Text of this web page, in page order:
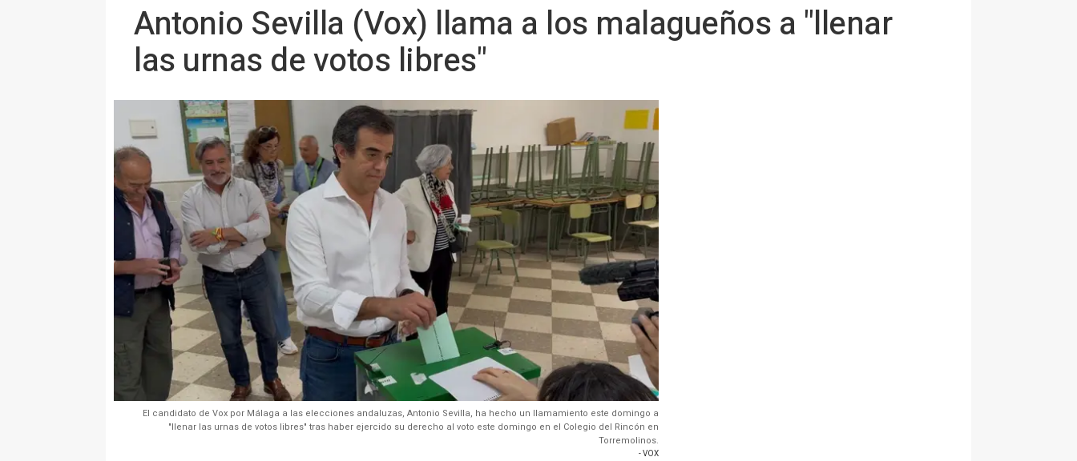
Antonio Sevilla (Vox) llama a los malagueños a "llenar
las urnas de votos libres"
El candidato de Vox por Málaga a las elecciones andaluzas, Antonio Sevilla, ha hecho un llamamiento este domingo a
"llenar las urnas de votos libres" tras haber ejercido su derecho al voto este domingo en el Colegio del Rincón en
Torremolinos.
- VOX